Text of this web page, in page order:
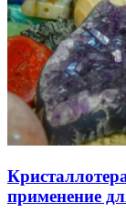
применение